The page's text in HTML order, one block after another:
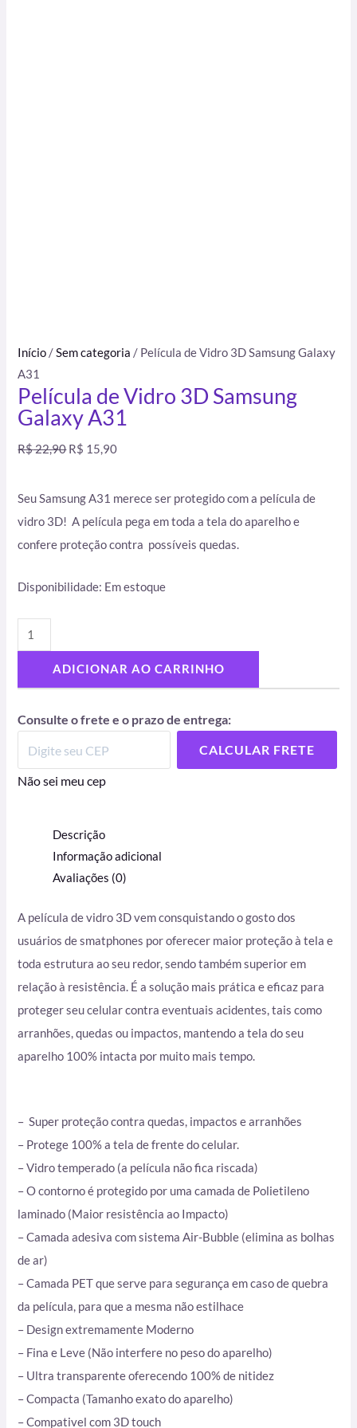
Início /Sem categoria / Película de Vidro 3D Samsung Galaxy
A31
Película de Vidro 3D Samsung
Galaxy A31
R$22,90 R$ 15,90
Seu Samsung A31 merece ser protegido com a película de
vidro 3D! A película pega em toda a tela do aparelho e
confere proteção contra possíveis quedas.
Disponibilidade: Em estoque
ADICIONAR AO CARRINHO
Consulte o frete e o prazo de entrega:
CALCULAR FRETE
Não sei meu cep
Descrição
Informação adicional
Avaliações (0)
A película de vidro 3D vem consquistando o gosto dos
usuários de smatphones por oferecer maior proteção à tela e
toda estrutura ao seu redor, sendo também superior em
relação à resistência. É a solução mais prática e eficaz para
proteger seu celular contra eventuais acidentes, tais como
arranhões, quedas ou impactos, mantendo a tela do seu
aparelho 100% intacta por muito mais tempo.
– Super proteção contra quedas, impactos e arranhões
– Protege 100% a tela de frente do celular.
– Vidro temperado (a película não fica riscada)
– O contorno é protegido por uma camada de Polietileno
laminado (Maior resistência ao Impacto)
– Camada adesiva com sistema Air-Bubble (elimina as bolhas
de ar)
– Camada PET que serve para segurança em caso de quebra
da película, para que a mesma não estilhace
– Design extremamente Moderno
– Fina e Leve (Não interfere no peso do aparelho)
– Ultra transparente oferecendo 100% de nitidez
– Compacta (Tamanho exato do aparelho)
– Compativel com 3D touch